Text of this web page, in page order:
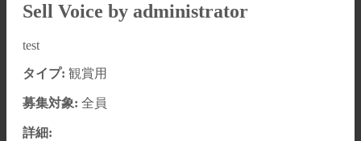
Sell Voice by administrator
test
タイプ: 観賞用
募集対象: 全員
詳細: